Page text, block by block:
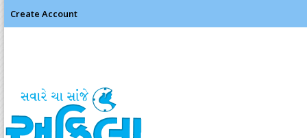
Create Account